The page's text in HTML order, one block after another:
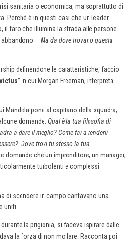
sanitaria o economica, ma soprattutto di
Perché è in questi casi che un leader
il faro che illumina la strada alle persone
abbandono. Ma da dove trovano questa
definendone le caratteristiche, faccio
” in cui Morgan Freeman, interpreta
Mandela pone al capitano della squadra,
domande: Qual è la tua filosofia di
a dare il meglio? Come fai a renderli
Dove trovi tu stesso la tua
domande che un imprenditore, un manager,
turbolenti e complessi
di scendere in campo cantavano una
uniti.
la prigionia, si faceva ispirare dalle
la forza di non mollare. Racconta poi